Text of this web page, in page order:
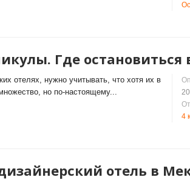
Где остановиться
отелях, нужно учитывать, что хотя их в
но по-настоящему...
4
отель в